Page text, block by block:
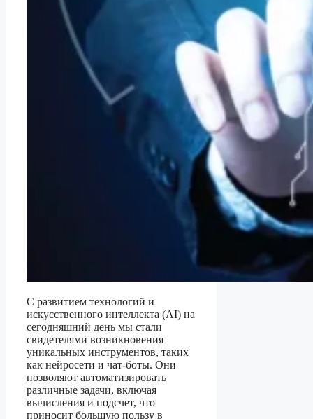
С развитием технологий и
искусственного интеллекта (AI) на
сегодняшний день мы стали
свидетелями возникновения
уникальных инструментов, таких
как нейросети и чат-боты. Они
позволяют автоматизировать
различные задачи, включая
вычисления и подсчет, что
приносит большую пользу в